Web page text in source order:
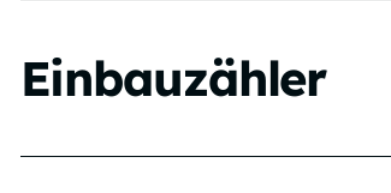
Einbauzähler